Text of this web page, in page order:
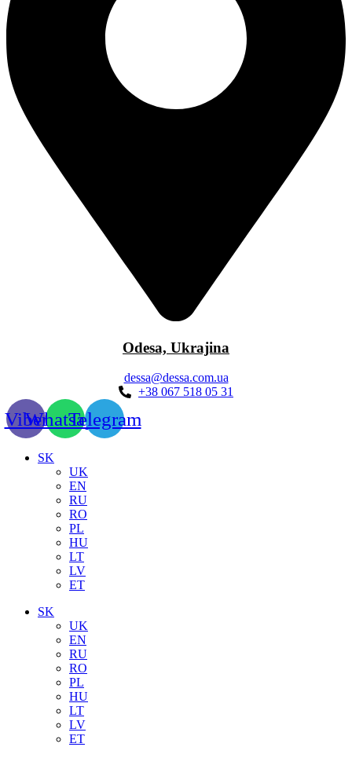
Odesa, Ukrajina
dessa@dessa.com.ua
+38 067 518 05 31
ViberWhatsappTelegram
SK
UK
EN
RU
RO
PL
HU
LT
LV
ET
SK
UK
EN
RU
RO
PL
HU
LT
LV
ET